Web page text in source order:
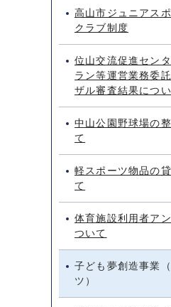
高山市ジュニアス
クラブ制度
位山交流促進セン
ラン等運営業務委
ザル審査結果につ
中山公園野球場の
て
軽スポーツ物品の
て
体育施設利用者ア
ついて
子ども夢創造事業
ツ）